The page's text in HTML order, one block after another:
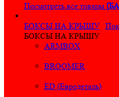
Посмотреть все товары
БОКСЫ НА КРЫШУ
БОКСЫ НА КРЫШУ
ARMBOX
BROOMER
ED (Евродеталь)